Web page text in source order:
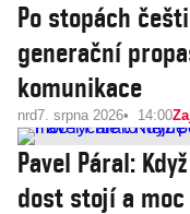
Po stopách
generační
komunikace
nrd7. srpna 2026 14:00
Pavel Páral:
dost stojí a